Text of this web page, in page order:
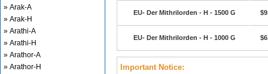
» Arak-A
» Arak-H
» Arathi-A
» Arathi-H
» Arathor-A
» Arathor-H
EU- Der Mithrilorden - H - 1500 G
EU- Der Mithrilorden - H - 1000 G
Important Notice: